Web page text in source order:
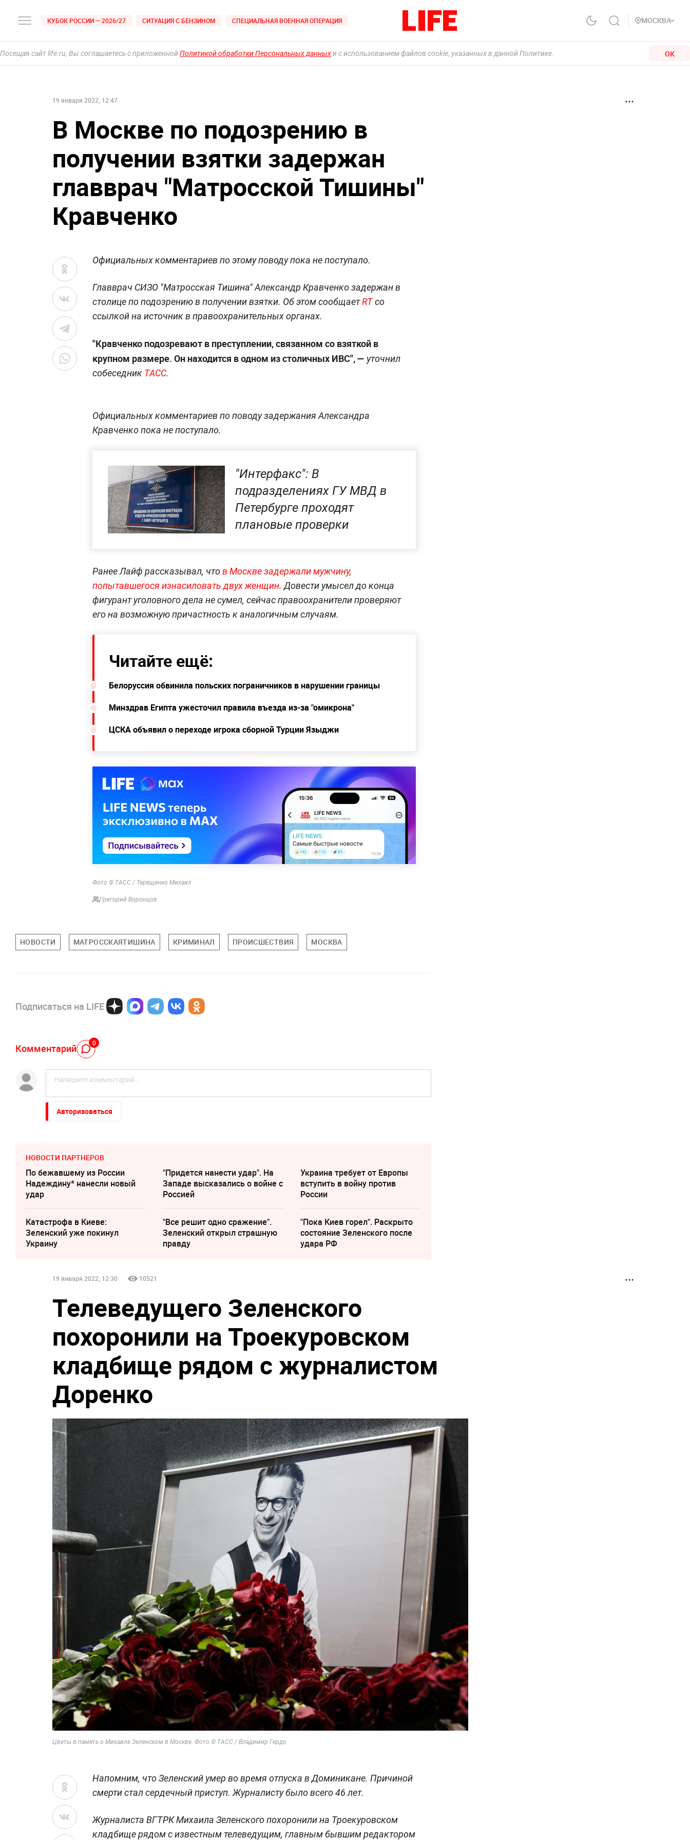
КУБОК РОССИИ — 2026/27 СИТУАЦИЯ С БЕНЗИНОМ СПЕЦИАЛЬНАЯ ВОЕННАЯ ОПЕРАЦИЯ МОСКВА
Посещая сайт life.ru, Вы соглашаетесь с приложеннойПолитикой обработки Персональных данныхи с использованием файлов cookie, указанных в данной Политике. ОК
19 января 2022, 12:47
В Москве по подозрению в
получении взятки задержан
главврач "Матросской Тишины"
Кравченко
Официальных комментариев по этому поводу пока не поступало.
Главврач СИЗО "Матросская Тишина" Александр Кравченко задержан в
столице по подозрению в получении взятки. Об этом сообщаетRTсо
ссылкой на источник в правоохранительных органах.
"Кравченко подозревают в преступлении, связанном со взяткой в
крупном размере. Он находится в одном из столичных ИВС", — уточнил
собеседник ТАСС.
Официальных комментариев по поводу задержания Александра
Кравченко пока не поступало.
"Интерфакс": В
подразделениях ГУ МВД в
Петербурге проходят
плановые проверки
Ранее Лайф рассказывал, чтов Москве задержали мужчину,
попытавшегося изнасиловать двух женщин. Довести умысел до конца
фигурант уголовного дела не сумел, сейчас правоохранители проверяют
его на возможную причастность к аналогичным случаям.
Читайте ещё:
Белоруссия обвинила польских пограничников в нарушении границы
Минздрав Египта ужесточил правила въезда из-за "омикрона"
ЦСКА объявил о переходе игрока сборной Турции Языджи
Фото © ТАСС / Терещенко Михаил
Григорий Воронцов
НОВОСТИ МАТРОССКАЯТИШИНА КРИМИНАЛ ПРОИСШЕСТВИЯ МОСКВА
Подписаться на LIFE
Комментарий 0
Авторизоваться
НОВОСТИ ПАРТНЕРОВ
По бежавшему из России
Надеждину* нанесли новый
удар
"Придется нанести удар". На
Западе высказались о войне с
Россией
Украина требует от Европы
вступить в войну против
России
Катастрофа в Киеве:
Зеленский уже покинул
Украину
"Все решит одно сражение".
Зеленский открыл страшную
правду
"Пока Киев горел". Раскрыто
состояние Зеленского после
удара РФ
19 января 2022, 12:30 10521
Телеведущего Зеленского
похоронили на Троекуровском
кладбище рядом с журналистом
Доренко
Цветы в память о Михаиле Зеленском в Москве. Фото © ТАСС / Владимир Гердо
Напомним, что Зеленский умер во время отпуска в Доминикане. Причиной
смерти стал сердечный приступ. Журналисту было всего 46 лет.
Журналиста ВГТРК Михаила Зеленского похоронили на Троекуровском
кладбище рядом с известным телеведущим, главным бывшим редактором